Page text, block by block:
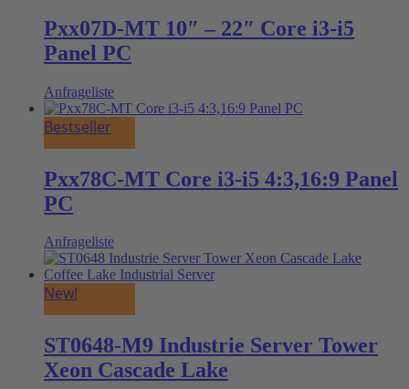
Pxx07D-MT 10″ – 22″ Core i3-i5
Panel PC
Anfrageliste
Bestseller
Pxx78C-MT Core i3-i5 4:3,16:9 Panel
PC
Anfrageliste
New!
ST0648-M9 Industrie Server Tower
Xeon Cascade Lake